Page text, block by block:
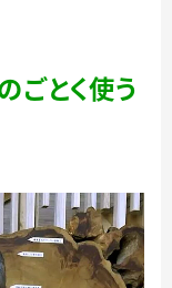
ごとく使う